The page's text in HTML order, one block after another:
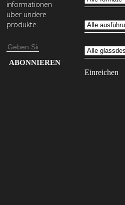
informationen
uber undere
produkte.
E-
Mail-
Geben